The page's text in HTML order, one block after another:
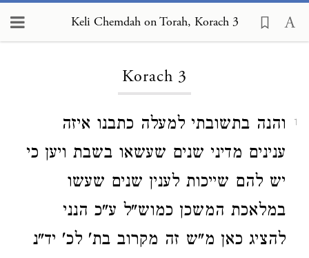
Keli Chemdah on Torah, Korach 3
Korach 3
1
והנה בתשובתי למעלה כתבנו איזה
ענינים מדיני שנים שעשאו בשבת ויען כי
יש להם שייכות לענין שנים שעשו
במלאכת המשכן כמוש"ל ע"כ הנני
להציג כאן מ"ש זה מקרוב בת' לכ' יד"נ